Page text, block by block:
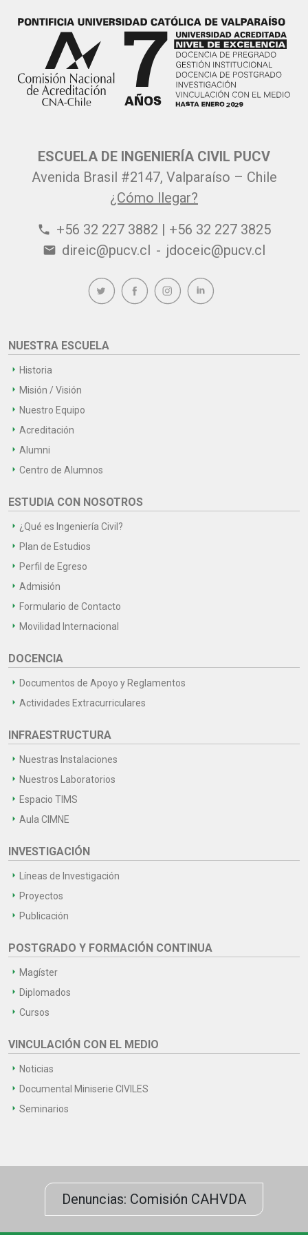
ESCUELA DE INGENIERÍA CIVIL PUCV
Avenida Brasil #2147, Valparaíso – Chile
¿Cómo llegar?
phone +56 32 227 3882 | +56 32 227 3825
email direic@pucv.cl - jdoceic@pucv.cl
NUESTRA ESCUELA
Historia
Misión / Visión
Nuestro Equipo
Acreditación
Alumni
Centro de Alumnos
ESTUDIA CON NOSOTROS
¿Qué es Ingeniería Civil?
Plan de Estudios
Perfil de Egreso
Admisión
Formulario de Contacto
Movilidad Internacional
DOCENCIA
Documentos de Apoyo y Reglamentos
Actividades Extracurriculares
INFRAESTRUCTURA
Nuestras Instalaciones
Nuestros Laboratorios
Espacio TIMS
Aula CIMNE
INVESTIGACIÓN
Líneas de Investigación
Proyectos
Publicación
POSTGRADO Y FORMACIÓN CONTINUA
Magíster
Diplomados
Cursos
VINCULACIÓN CON EL MEDIO
Noticias
Documental Miniserie CIVILES
Seminarios
Denuncias: Comisión CAHVDA